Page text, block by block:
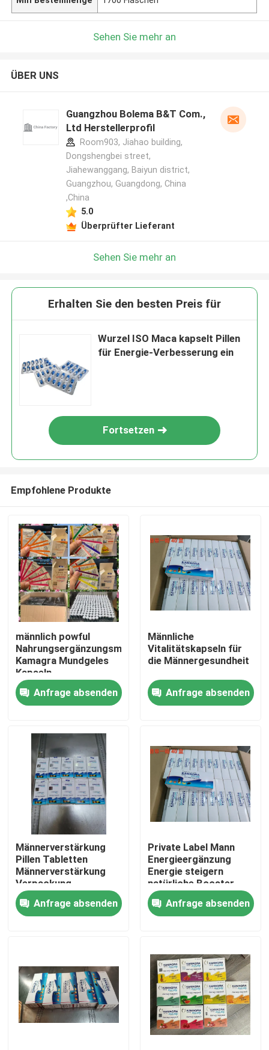
Haus
Produkte
Videos
Über uns
Fabrik-Ausflug
Qualitätskontrolle
Fordern Sie ein Zitat
Mann-Kräuterergänzungen
Sehen Sie mehr an
ÜBER UNS
Guangzhou Bolema B&T Com.,
Ltd Herstellerprofil
Room903, Jiahao building,
Dongshengbei street,
Jiahewanggang, Baiyun district,
Guangzhou, Guangdong, China
,China
5.0
Überprüfter Lieferant
Sehen Sie mehr an
Erhalten Sie den besten Preis für
Wurzel ISO Maca kapselt Pillen
für Energie-Verbesserung ein
Fortsetzen
Empfohlene Produkte
männlich powful
Nahrungsergänzungsmittel
Kamagra Mundgeles
Kapseln
Premiumverpackung
Blisterkarte
Anzeigesponge
Anfrage absenden
Männliche
Vitalitätskapseln für
die Männergesundheit
Anfrage absenden
Männerverstärkung
Pillen Tabletten
Männerverstärkung
Verpackung
Anfrage absenden
Private Label Mann
Energieergänzung
Energie steigern
natürliche Booster
starke Maca-Wurzel
Pillen Maca-Kapseln
Anfrage absenden